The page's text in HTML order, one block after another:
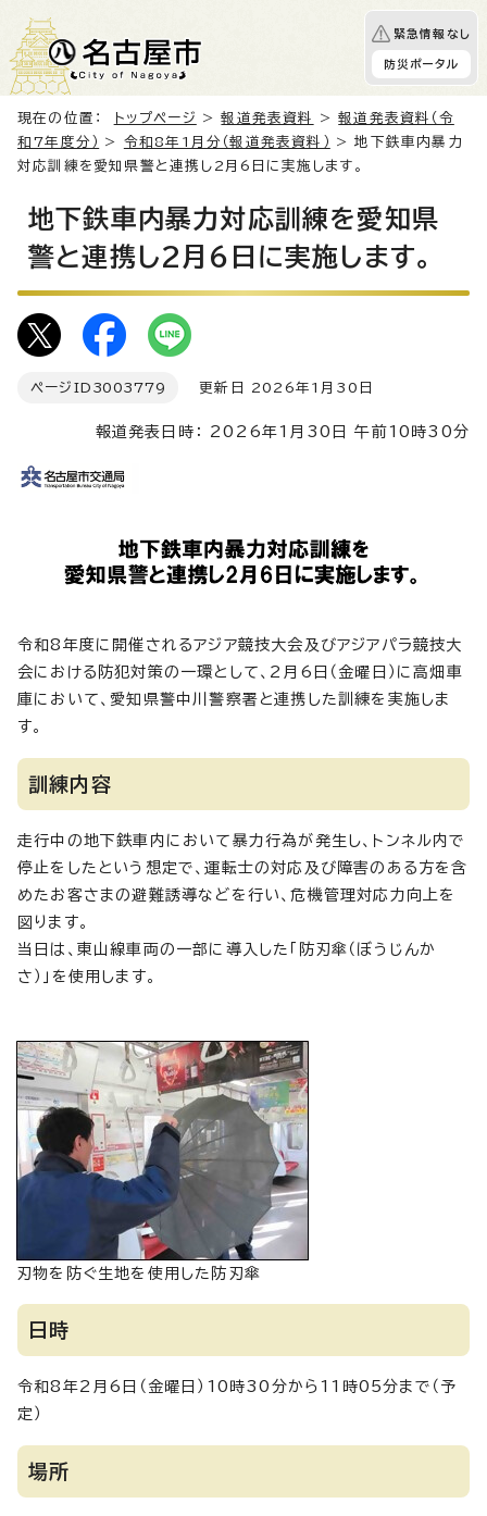
緊急情報なし
防災ポータル
現在の位置： トップページ >報道発表資料 >報道発表資料（令
和7年度分）
> 令和8年1月分（報道発表資料）
> 地下鉄車内暴力
対応訓練を愛知県警と連携し2月6日に実施します。
地下鉄車内暴力対応訓練を愛知県
警と連携し2月6日に実施します。
ページID 3003779 更新日 2026年1月30日
報道発表日時： 2026年1月30日 午前10時30分
令和8年度に開催されるアジア競技大会及びアジアパラ競技大
会における防犯対策の一環として、2月6日（金曜日）に高畑車
庫において、愛知県警中川警察署と連携した訓練を実施しま
す。
訓練内容
走行中の地下鉄車内において暴力行為が発生し、トンネル内で
停止をしたという想定で、運転士の対応及び障害のある方を含
めたお客さまの避難誘導などを行い、危機管理対応力向上を
図ります。
当日は、東山線車両の一部に導入した「防刃傘（ぼうじんか
さ）」を使用します。
刃物を防ぐ生地を使用した防刃傘
日時
令和8年2月6日（金曜日）10時30分から11時05分まで（予
定）
場所